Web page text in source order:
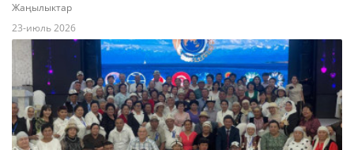
Жаңылыктар
23-июль 2026